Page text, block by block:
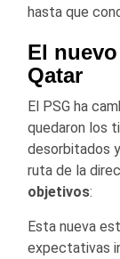
hasta que
El
Qatar
El PSG ha
quedaron los
desorbitados
ruta de la
objetivos:
Esta nueva
expectativas